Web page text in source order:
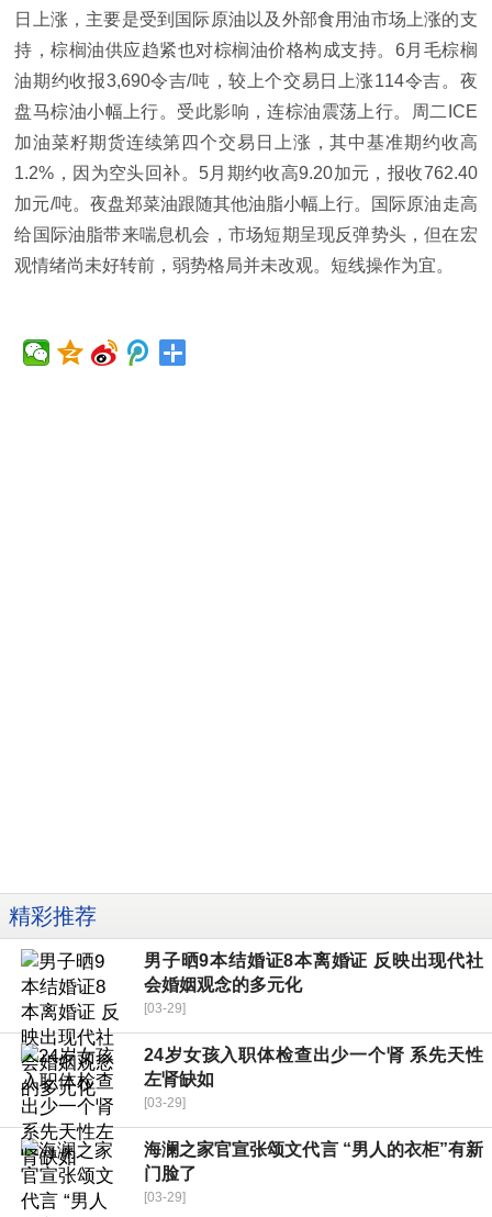
日上涨，主要是受到国际原油以及外部食用油市场上涨的支
持，棕榈油供应趋紧也对棕榈油价格构成支持。6月毛棕榈
油期约收报3,690令吉/吨，较上个交易日上涨114令吉。夜
盘马棕油小幅上行。受此影响，连棕油震荡上行。周二ICE
加油菜籽期货连续第四个交易日上涨，其中基准期约收高
1.2%，因为空头回补。5月期约收高9.20加元，报收762.40
加元/吨。夜盘郑菜油跟随其他油脂小幅上行。国际原油走高
给国际油脂带来喘息机会，市场短期呈现反弹势头，但在宏
观情绪尚未好转前，弱势格局并未改观。短线操作为宜。
精彩推荐
男子晒9本结婚证8本离婚证 反映出现代社
会婚姻观念的多元化
[03-29]
24岁女孩入职体检查出少一个肾 系先天性
左肾缺如
[03-29]
海澜之家官宣张颂文代言 “男人的衣柜”有新
门脸了
[03-29]